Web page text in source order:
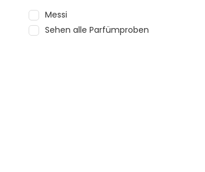
Messi
Sehen alle Parfümproben